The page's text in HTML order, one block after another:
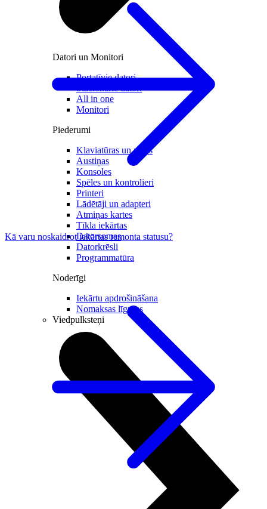
Datori un Monitori
Portatīvie datori
Stacionārie datori
All in one
Monitori
Piederumi
Klaviatūras un peles
Austiņas
Konsoles
Spēles un kontrolieri
Printeri
Lādētāji un adapteri
Atmiņas kartes
Tīkla iekārtas
Datorsomas
Datorkrēsli
Programmatūra
Noderīgi
Iekārtu apdrošināšana
Nomaksas līgums
Viedpulksteņi
Kā varu noskaidrot iekārtas remonta statusu?